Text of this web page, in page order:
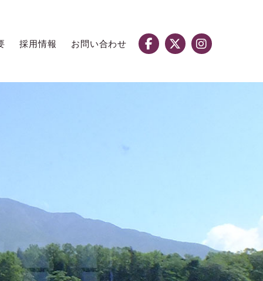
採用情報 お問い合わせ